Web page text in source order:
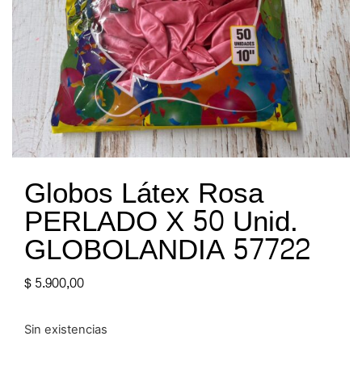
Globos Látex Rosa
PERLADO X 50 Unid.
GLOBOLANDIA 57722
$5.900,00
Sin existencias